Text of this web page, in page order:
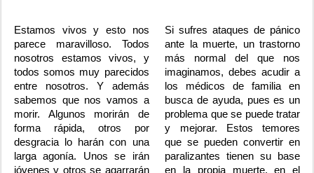
Estamos vivos y esto nos
parece maravilloso. Todos
nosotros estamos vivos, y
todos somos muy parecidos
entre nosotros. Y además
sabemos que nos vamos a
morir. Algunos morirán de
forma rápida, otros por
desgracia lo harán con una
larga agonía. Unos se irán
jóvenes y otros se agarrarán
Si sufres ataques de pánico
ante la muerte, un trastorno
más normal del que nos
imaginamos, debes acudir a
los médicos de familia en
busca de ayuda, pues es un
problema que se puede tratar
y mejorar. Estos temores
que se pueden convertir en
paralizantes tienen su base
en la propia muerte, en el